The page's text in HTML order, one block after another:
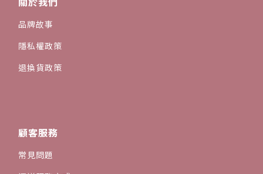
品牌故事
隱私權政策
退換貨政策
顧客服務
常見問題